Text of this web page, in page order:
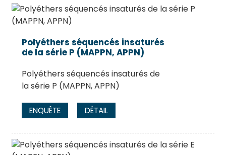
Polyéthers séquencés insaturés
de la série P (MAPPN, APPN)
Polyéthers séquencés insaturés de
la série P (MAPPN, APPN)
ENQUÊTE DÉTAIL